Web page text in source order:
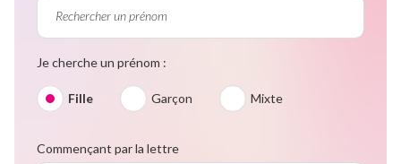
Je cherche un prénom :
Fille Garçon Mixte
Commençant par la lettre